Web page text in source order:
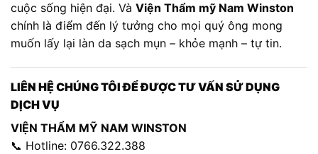
cuộc sống hiện đại. Và Viện Thẩm mỹ Nam Winston
chính là điểm đến lý tưởng cho mọi quý ông mong
muốn lấy lại làn da sạch mụn – khỏe mạnh – tự tin.
LIÊN HỆ CHÚNG TÔI ĐỂ ĐƯỢC TƯ VẤN SỬ DỤNG
DỊCH VỤ
VIỆN THẨM MỸ NAM WINSTON
📞 Hotline: 0766.322.388